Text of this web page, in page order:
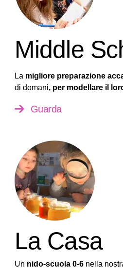
Middle
La migliore preparazione
di domani, per modellare il
Guarda
La Casa
Un nido-scuola 0-6 nella